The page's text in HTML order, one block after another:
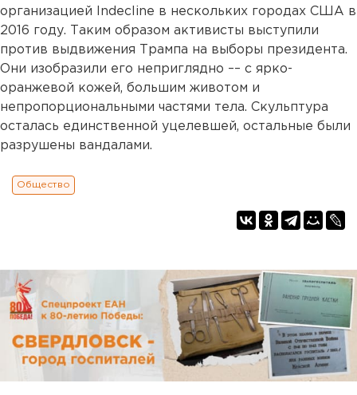
организацией Indecline в нескольких городах США в
2016 году. Таким образом активисты выступили
против выдвижения Трампа на выборы президента.
Они изобразили его неприглядно –– с ярко-
оранжевой кожей, большим животом и
непропорциональными частями тела. Скульптура
осталась единственной уцелевшей, остальные были
разрушены вандалами.
Общество